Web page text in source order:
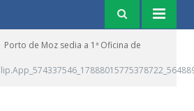
Porto de Moz sedia a 1ª Oficina de